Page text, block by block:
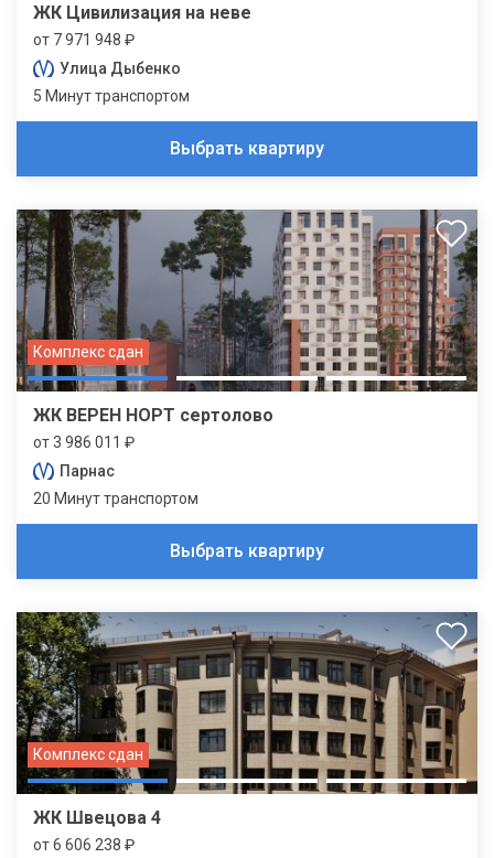
ЖК Цивилизация на неве
от 7 971 948 ₽
Улица Дыбенко
5 Минут транспортом
Выбрать квартиру
Комплекс сдан
ЖК ВЕРЕН НОРТ сертолово
от 3 986 011 ₽
Парнас
20 Минут транспортом
Выбрать квартиру
Комплекс сдан
ЖК Швецова 4
от 6 606 238 ₽